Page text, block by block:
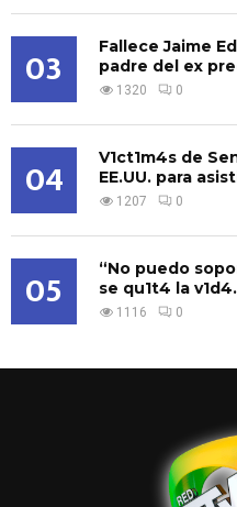
03
Fallece Jaime
padre del ex
1320 0
04
V1ct1m4s de
EE.UU. para
1207 0
05
“No puedo
se qu1t4 la
1116 0